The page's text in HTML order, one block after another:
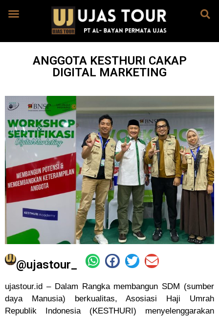
ANGGOTA KESTHURI CAKAP
DIGITAL MARKETING
@ujastour_
ujastour.id – Dalam Rangka membangun SDM (sumber
daya Manusia) berkualitas, Asosiasi Haji Umrah
Republik Indonesia (KESTHURI) menyelenggarakan